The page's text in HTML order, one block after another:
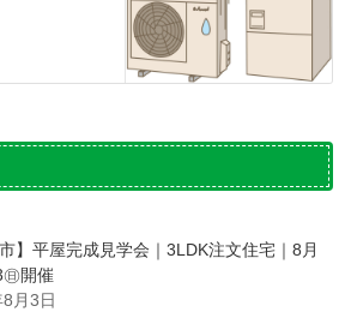
市】平屋完成見学会｜3LDK注文住宅｜8月
開催
月3日